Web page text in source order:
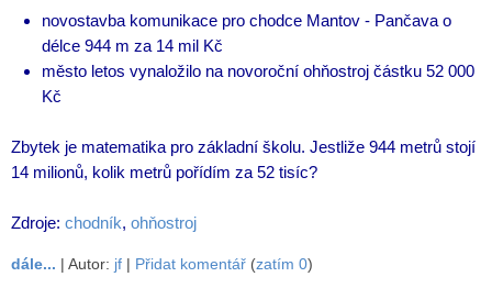
novostavba komunikace pro chodce Mantov - Pančava o
délce 944 m za 14 mil Kč
město letos vynaložilo na novoroční ohňostroj částku 52 000
Kč
Zbytek je matematika pro základní školu. Jestliže 944 metrů stojí
14 milionů, kolik metrů pořídím za 52 tisíc?
Zdroje: chodník, ohňostroj
dále... | Autor: jf | Přidat komentář (zatím 0)